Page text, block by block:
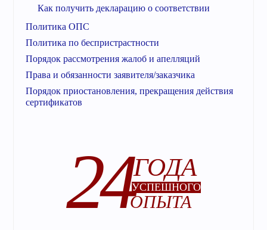
Как получить декларацию о соответствии
Политика ОПС
Политика по беспристрастности
Порядок рассмотрения жалоб и апелляций
Права и обязанности заявителя/заказчика
Порядок приостановления, прекращения действия
сертификатов
24ГОДА
УСПЕШНОГО
ОПЫТА